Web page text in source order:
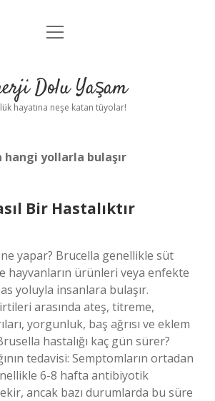
Anasayfa
Yasal Uyarı
menüyü
Dolu Yaşam
hayatına neşe katan tüyolar!
hangi yollarla bulaşır
Bir Hastalıktır
yapar? Brucella genellikle süt
hayvanların ürünleri veya enfekte
yoluyla insanlara bulaşır.
arasında ateş, titreme,
yorgunluk, baş ağrısı ve eklem
hastalığı kaç gün sürer?
tedavisi: Semptomların ortadan
6-8 hafta antibiyotik
ancak bazı durumlarda bu süre